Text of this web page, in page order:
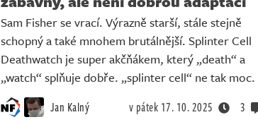
Sam Fisher se vrací. Výrazně starší, stále stejně
schopný a také mnohem brutálnější. Splinter Cell
Deathwatch je super akčňákem, který „death“ a
„watch“ splňuje dobře. „splinter cell“ ne tak moc.
Jan Kalný v pátek 17. 10. 2025 3